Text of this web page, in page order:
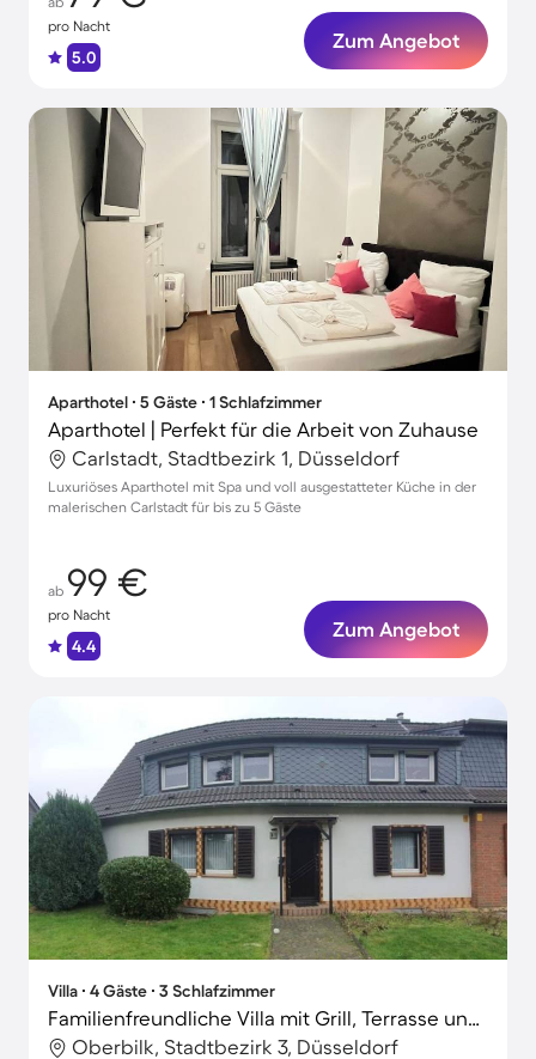
pro Nacht
5.0
Zum Angebot
Aparthotel ∙ 5 Gäste ∙ 1 Schlafzimmer
Aparthotel | Perfekt für die Arbeit von Zuhause
Carlstadt, Stadtbezirk 1, Düsseldorf
Luxuriöses Aparthotel mit Spa und voll ausgestatteter Küche in der
malerischen Carlstadt für bis zu 5 Gäste
ab 99 €
pro Nacht
4.4
Zum Angebot
Villa ∙ 4 Gäste ∙ 3 Schlafzimmer
Familienfreundliche Villa mit Grill, Terrasse und Garten
Oberbilk, Stadtbezirk 3, Düsseldorf